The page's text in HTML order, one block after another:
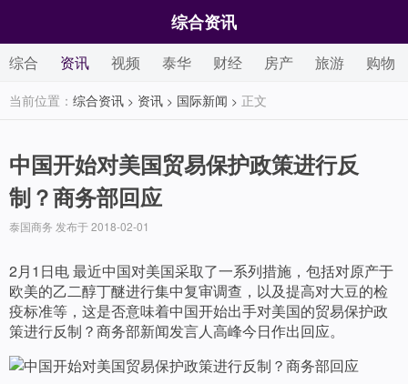
综合资讯
综合 资讯 视频 泰华 财经 房产 旅游 购物
当前位置： 综合资讯 > 资讯 > 国际新闻 > 正文
中国开始对美国贸易保护政策进行反
制？商务部回应
泰国商务 发布于 2018-02-01
2月1日电 最近中国对美国采取了一系列措施，包括对原产于
欧美的乙二醇丁醚进行集中复审调查，以及提高对大豆的检
疫标准等，这是否意味着中国开始出手对美国的贸易保护政
策进行反制？商务部新闻发言人高峰今日作出回应。